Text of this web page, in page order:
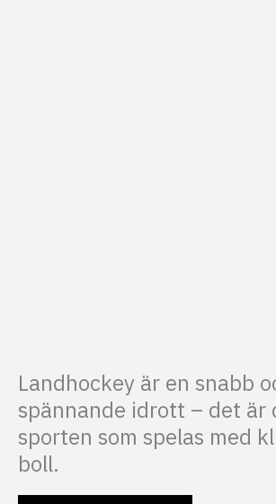
Landhockey är en snabb
spännande idrott – det är
sporten som spelas med
boll.